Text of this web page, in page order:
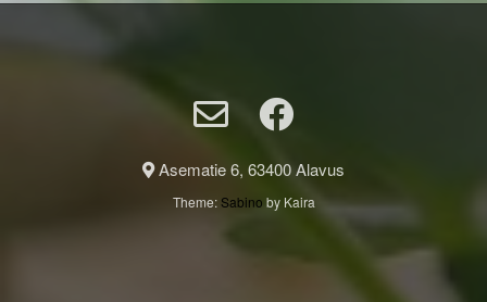
Asematie 6, 63400 Alavus
Theme: Sabino by Kaira